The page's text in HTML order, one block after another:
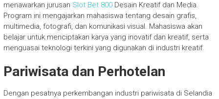
menawarkan jurusan Slot Bet 800Desain Kreatif dan Media.
Program ini mengajarkan mahasiswa tentang desain grafis,
multimedia, fotografi, dan komunikasi visual. Mahasiswa akan
belajar untuk menciptakan karya yang inovatif dan kreatif, serta
menguasai teknologi terkini yang digunakan di industri kreatif.
Pariwisata dan Perhotelan
Dengan pesatnya perkembangan industri pariwisata di Selandia